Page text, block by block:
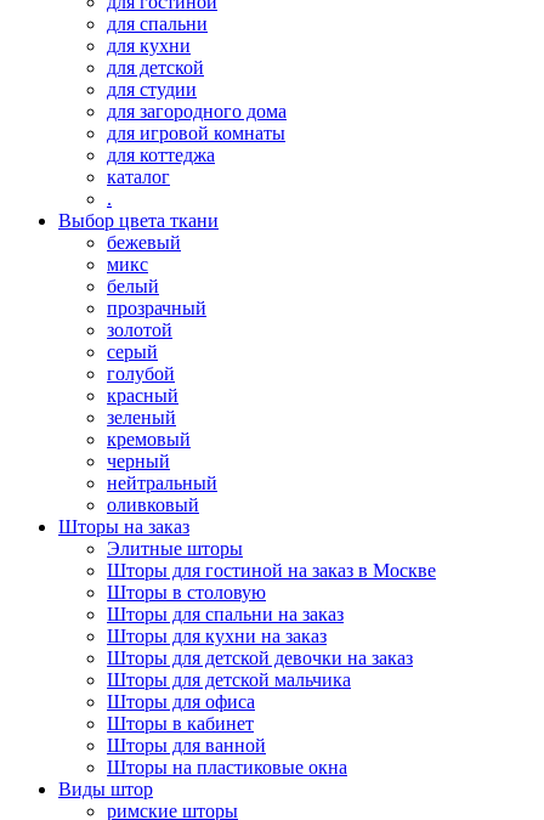
для спальни
для кухни
для детской
для студии
для загородного дома
для игровой комнаты
для коттеджа
каталог
.
Выбор цвета ткани
бежевый
микс
белый
прозрачный
золотой
серый
голубой
красный
зеленый
кремовый
черный
нейтральный
оливковый
Шторы на заказ
Элитные шторы
Шторы для гостиной на заказ в Москве
Шторы в столовую
Шторы для спальни на заказ
Шторы для кухни на заказ
Шторы для детской девочки на заказ
Шторы для детской мальчика
Шторы для офиса
Шторы в кабинет
Шторы для ванной
Шторы на пластиковые окна
Виды штор
римские шторы